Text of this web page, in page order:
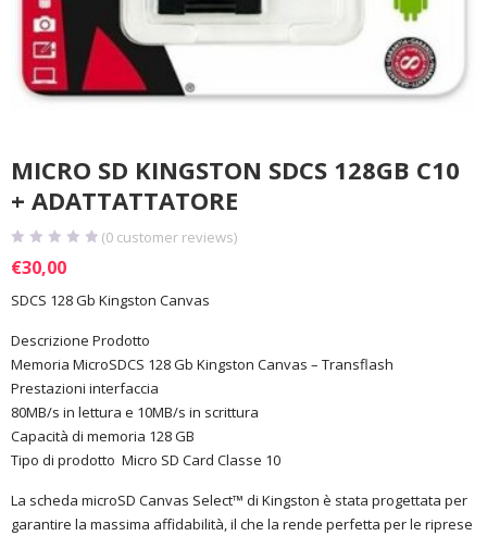
MICRO SD KINGSTON SDCS 128GB C10
+ ADATTATTATORE
(0 customer reviews)
€30,00
SDCS 128 Gb Kingston Canvas
Descrizione Prodotto
Memoria MicroSDCS 128 Gb Kingston Canvas – Transflash
Prestazioni interfaccia
80MB/s in lettura e 10MB/s in scrittura
Capacità di memoria 128 GB
Tipo di prodotto Micro SD Card Classe 10
La scheda microSD Canvas Select™ di Kingston è stata progettata per
garantire la massima affidabilità, il che la rende perfetta per le riprese